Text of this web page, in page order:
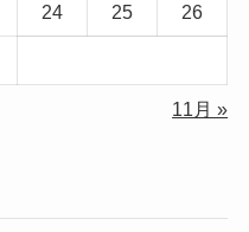
24 25 26
11月 »